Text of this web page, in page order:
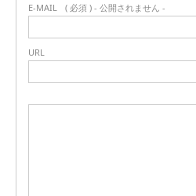
E-MAIL ( 必須 ) - 公開されません -
URL